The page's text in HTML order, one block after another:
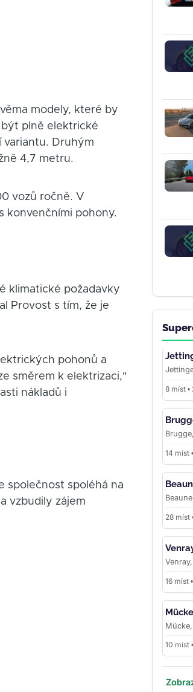
modely, které by
plně elektrické
variantu. Druhým
4,7 metru.
vozů ročně. V
konvenčními pohony.
klimatické požadavky
Provost s tím, že je
pohonů a
směrem k elektrizaci,"
nákladů i
společnost spoléhá na
vzbudily zájem
8 míst •
14 míst
28 míst
16 míst
10 míst